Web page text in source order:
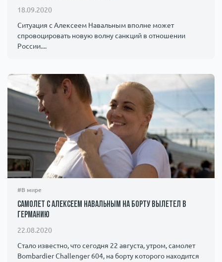
18.09.2020
Ситуация с Алексеем Навальным вполне может
спровоцировать новую волну санкций в отношении
России....
#В мире
Самолет с Алексеем Навальным на борту вылетел в
Германию
22.08.2020
Стало известно, что сегодня 22 августа, утром, самолет
Bombardier Challenger 604, на борту которого находится